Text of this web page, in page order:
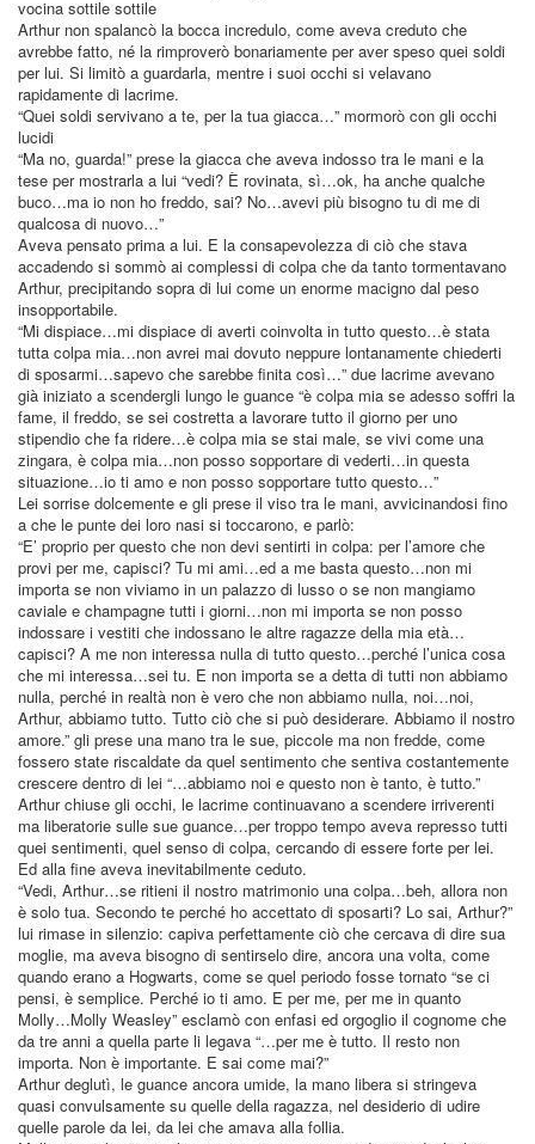
vocina sottile sottile
Arthur non spalancò la bocca incredulo, come aveva creduto che
avrebbe fatto, né la rimproverò bonariamente per aver speso quei soldi
per lui. Si limitò a guardarla, mentre i suoi occhi si velavano
rapidamente di lacrime.
“Quei soldi servivano a te, per la tua giacca…” mormorò con gli occhi
lucidi
“Ma no, guarda!” prese la giacca che aveva indosso tra le mani e la
tese per mostrarla a lui “vedi? È rovinata, sì…ok, ha anche qualche
buco…ma io non ho freddo, sai? No…avevi più bisogno tu di me di
qualcosa di nuovo…”
Aveva pensato prima a lui. E la consapevolezza di ciò che stava
accadendo si sommò ai complessi di colpa che da tanto tormentavano
Arthur, precipitando sopra di lui come un enorme macigno dal peso
insopportabile.
“Mi dispiace…mi dispiace di averti coinvolta in tutto questo…è stata
tutta colpa mia…non avrei mai dovuto neppure lontanamente chiederti
di sposarmi…sapevo che sarebbe finita così…” due lacrime avevano
già iniziato a scendergli lungo le guance “è colpa mia se adesso soffri la
fame, il freddo, se sei costretta a lavorare tutto il giorno per uno
stipendio che fa ridere…è colpa mia se stai male, se vivi come una
zingara, è colpa mia…non posso sopportare di vederti…in questa
situazione…io ti amo e non posso sopportare tutto questo…”
Lei sorrise dolcemente e gli prese il viso tra le mani, avvicinandosi fino
a che le punte dei loro nasi si toccarono, e parlò:
“E’ proprio per questo che non devi sentirti in colpa: per l’amore che
provi per me, capisci? Tu mi ami…ed a me basta questo…non mi
importa se non viviamo in un palazzo di lusso o se non mangiamo
caviale e champagne tutti i giorni…non mi importa se non posso
indossare i vestiti che indossano le altre ragazze della mia età…
capisci? A me non interessa nulla di tutto questo…perché l’unica cosa
che mi interessa…sei tu. E non importa se a detta di tutti non abbiamo
nulla, perché in realtà non è vero che non abbiamo nulla, noi…noi,
Arthur, abbiamo tutto. Tutto ciò che si può desiderare. Abbiamo il nostro
amore.” gli prese una mano tra le sue, piccole ma non fredde, come
fossero state riscaldate da quel sentimento che sentiva costantemente
crescere dentro di lei “…abbiamo noi e questo non è tanto, è tutto.”
Arthur chiuse gli occhi, le lacrime continuavano a scendere irriverenti
ma liberatorie sulle sue guance…per troppo tempo aveva represso tutti
quei sentimenti, quel senso di colpa, cercando di essere forte per lei.
Ed alla fine aveva inevitabilmente ceduto.
“Vedi, Arthur…se ritieni il nostro matrimonio una colpa…beh, allora non
è solo tua. Secondo te perché ho accettato di sposarti? Lo sai, Arthur?”
lui rimase in silenzio: capiva perfettamente ciò che cercava di dire sua
moglie, ma aveva bisogno di sentirselo dire, ancora una volta, come
quando erano a Hogwarts, come se quel periodo fosse tornato “se ci
pensi, è semplice. Perché io ti amo. E per me, per me in quanto
Molly…Molly Weasley” esclamò con enfasi ed orgoglio il cognome che
da tre anni a quella parte li legava “…per me è tutto. Il resto non
importa. Non è importante. E sai come mai?”
Arthur deglutì, le guance ancora umide, la mano libera si stringeva
quasi convulsamente su quelle della ragazza, nel desiderio di udire
quelle parole da lei, da lei che amava alla follia.